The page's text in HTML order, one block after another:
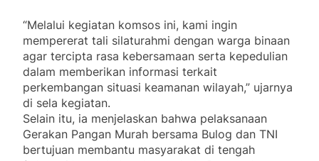
“Melalui kegiatan komsos ini, kami ingin
mempererat tali silaturahmi dengan warga binaan
agar tercipta rasa kebersamaan serta kepedulian
dalam memberikan informasi terkait
perkembangan situasi keamanan wilayah,” ujarnya
di sela kegiatan.
Selain itu, ia menjelaskan bahwa pelaksanaan
Gerakan Pangan Murah bersama Bulog dan TNI
bertujuan membantu masyarakat di tengah